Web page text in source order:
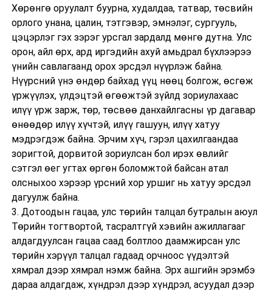
Хөрөнгө оруулалт буурна, худалдаа, татвар, төсвийн
орлого унана, цалин, тэтгэвэр, эмнэлэг, сургууль,
цэцэрлэг гэх зэрэг урсгал зардалд мөнгө дутна. Улс
орон, айл өрх, ард иргэдийн ахуй амьдрал бүхлээрээ
үнийн савлагаанд орох эрсдэл нүүрлэж байна.
Нүүрсний үнэ өндөр байхад үүц нөөц болгож, өсгөж
үржүүлэх, үлдэцтэй өгөөжтэй зүйлд зориулахаас
илүү үрж зарж, төр, төсвөө данхайлгасны үр дагавар
өнөөдөр илүү хүчтэй, илүү гашуун, илүү хатуу
мэдрэгдэж байна. Эрчим хүч, гэрэл цахилгаандаа
зоригтой, дорвитой зориулсан бол ирэх өвлийг
сэтгэл өег угтах өргөн боломжтой байсан атал
олсныхоо хэрээр үрсний хор уршиг нь хатуу эрсдэл
дагуулж байна.
3. Дотоодын гацаа, улс төрийн талцал бутралын аюул
Төрийн тогтвортой, тасралтгүй хэвийн ажиллагааг
алдагдуулсан гацаа саад болтлоо даамжирсан улс
төрийн хэрүүл талцал гадаад орчноос үүдэлтэй
хямрал дээр хямрал нэмж байна. Эрх ашгийн эрэмбэ
дараа алдагдаж, хүндрэл дээр хүндрэл, асуудал дээр